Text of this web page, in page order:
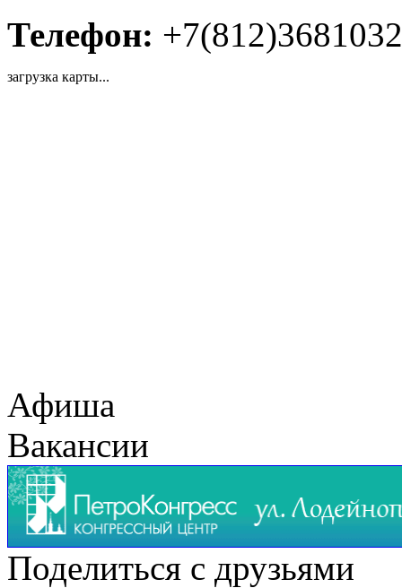
Телефон: +7(812)3681032
загрузка карты...
Афиша
Вакансии
Поделиться с друзьями